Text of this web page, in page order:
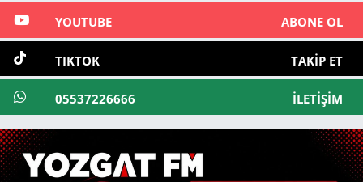
YOUTUBE ABONE OL
TIKTOK TAKIP ET
05537226666 İLETIŞIM